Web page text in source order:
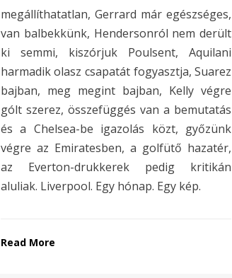
megállíthatatlan, Gerrard már egészséges,
van balbekkünk, Hendersonról nem derült
ki semmi, kiszórjuk Poulsent, Aquilani
harmadik olasz csapatát fogyasztja, Suarez
bajban, meg megint bajban, Kelly végre
gólt szerez, összefüggés van a bemutatás
és a Chelsea-be igazolás közt, győzünk
végre az Emiratesben, a golfütő hazatér,
az Everton-drukkerek pedig kritikán
aluliak. Liverpool. Egy hónap. Egy kép.
Read More